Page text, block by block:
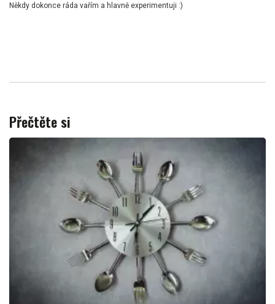
Někdy dokonce ráda vařím a hlavně experimentuji :)
Přečtěte si